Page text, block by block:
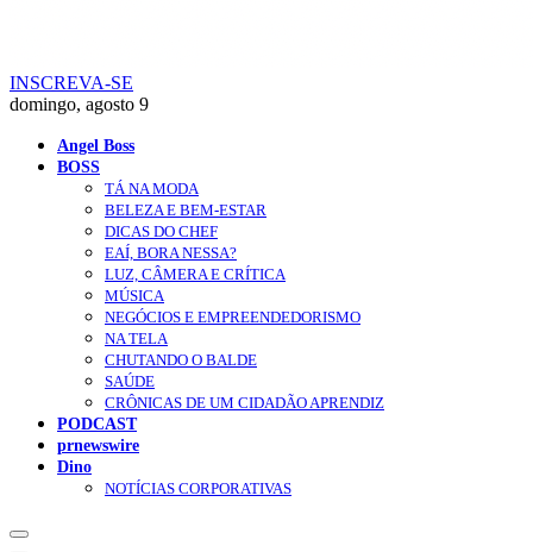
INSCREVA-SE
domingo, agosto 9
Angel Boss
BOSS
TÁ NA MODA
BELEZA E BEM-ESTAR
DICAS DO CHEF
EAÍ, BORA NESSA?
LUZ, CÂMERA E CRÍTICA
MÚSICA
NEGÓCIOS E EMPREENDEDORISMO
NA TELA
CHUTANDO O BALDE
SAÚDE
CRÔNICAS DE UM CIDADÃO APRENDIZ
PODCAST
prnewswire
Dino
NOTÍCIAS CORPORATIVAS